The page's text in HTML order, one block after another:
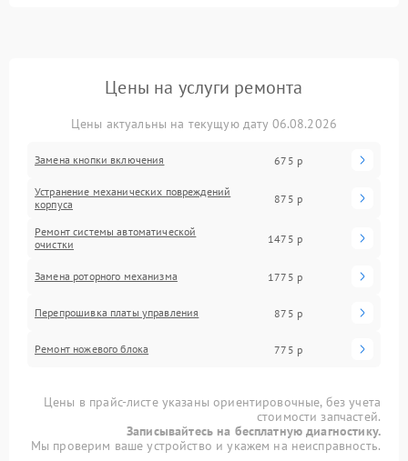
Цены на услуги ремонта
Цены актуальны на текущую дату 06.08.2026
Замена кнопки включения 675 р
Устранение механических повреждений
корпуса
875 р
Ремонт системы автоматической
очистки
1475 р
Замена роторного механизма 1775 р
Перепрошивка платы управления 875 р
Ремонт ножевого блока 775 р
Цены в прайс-листе указаны ориентировочные, без учета
стоимости запчастей.
Записывайтесь на бесплатную диагностику.
Мы проверим ваше устройство и укажем на неисправность.